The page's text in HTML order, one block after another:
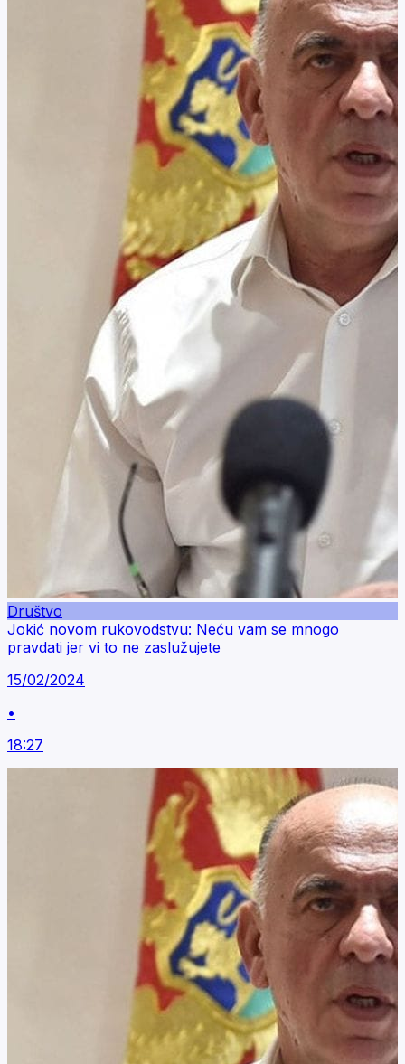
Društvo
Jokić novom rukovodstvu: Neću vam se mnogo
pravdati jer vi to ne zaslužujete
15/02/2024
•
18:27